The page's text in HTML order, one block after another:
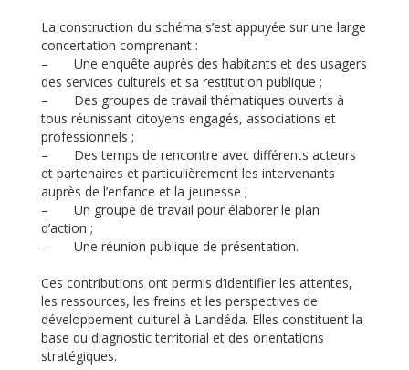
La construction du schéma s’est appuyée sur une large
concertation comprenant :
– Une enquête auprès des habitants et des usagers
des services culturels et sa restitution publique ;
– Des groupes de travail thématiques ouverts à
tous réunissant citoyens engagés, associations et
professionnels ;
– Des temps de rencontre avec différents acteurs
et partenaires et particulièrement les intervenants
auprès de l’enfance et la jeunesse ;
– Un groupe de travail pour élaborer le plan
d’action ;
– Une réunion publique de présentation.
Ces contributions ont permis d’identifier les attentes,
les ressources, les freins et les perspectives de
développement culturel à Landéda. Elles constituent la
base du diagnostic territorial et des orientations
stratégiques.